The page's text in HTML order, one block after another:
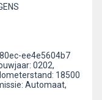
ee4e5604b7
0202,
18500
Automaat,